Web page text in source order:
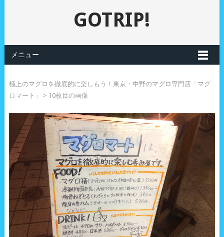
GOTRIP!
メニュー
極上のマグロを徹底的に楽しもう！東京・中野のマグロ専門店「マグ
ロマート」
> 10枚目の画像